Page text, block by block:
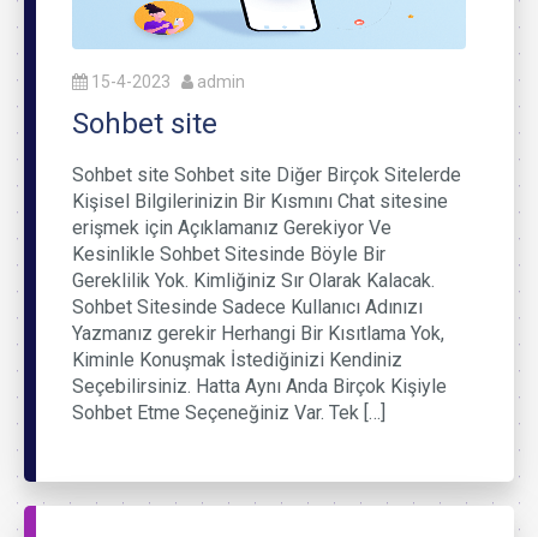
15-4-2023 admin
Sohbet site
Sohbet site Sohbet site Diğer Birçok Sitelerde
Kişisel Bilgilerinizin Bir Kısmını Chat sitesine
erişmek için Açıklamanız Gerekiyor Ve
Kesinlikle Sohbet Sitesinde Böyle Bir
Gereklilik Yok. Kimliğiniz Sır Olarak Kalacak.
Sohbet Sitesinde Sadece Kullanıcı Adınızı
Yazmanız gerekir Herhangi Bir Kısıtlama Yok,
Kiminle Konuşmak İstediğinizi Kendiniz
Seçebilirsiniz. Hatta Aynı Anda Birçok Kişiyle
Sohbet Etme Seçeneğiniz Var. Tek […]